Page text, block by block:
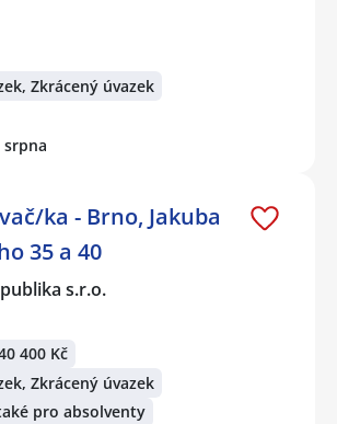
Zkrácený úvazek
srpna
ka - Brno, Jakuba
35 a 40
s.r.o.
400 Kč
Zkrácený úvazek
pro absolventy